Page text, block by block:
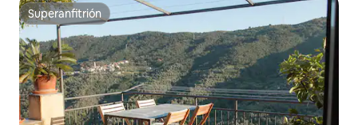
Superanfitrión
Superanfitrión